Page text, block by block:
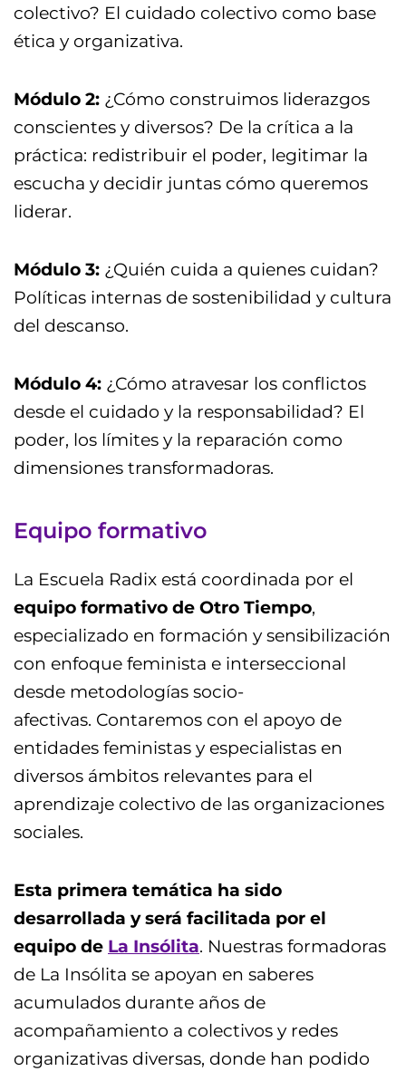
colectivo? El cuidado colectivo como base
ética y organizativa.
Módulo 2: ¿Cómo construimos liderazgos
conscientes y diversos? De la crítica a la
práctica: redistribuir el poder, legitimar la
escucha y decidir juntas cómo queremos
liderar.
Módulo 3: ¿Quién cuida a quienes cuidan?
Políticas internas de sostenibilidad y cultura
del descanso.
Módulo 4: ¿Cómo atravesar los conflictos
desde el cuidado y la responsabilidad? El
poder, los límites y la reparación como
dimensiones transformadoras.
Equipo formativo
La Escuela Radix está coordinada por el
equipo formativo de Otro Tiempo,
especializado en formación y sensibilización
con enfoque feminista e interseccional
desde metodologías socio-
afectivas. Contaremos con el apoyo de
entidades feministas y especialistas en
diversos ámbitos relevantes para el
aprendizaje colectivo de las organizaciones
sociales.
Esta primera temática ha sido
desarrollada y será facilitada por el
equipo de La Insólita. Nuestras formadoras
de La Insólita se apoyan en saberes
acumulados durante años de
acompañamiento a colectivos y redes
organizativas diversas, donde han podido